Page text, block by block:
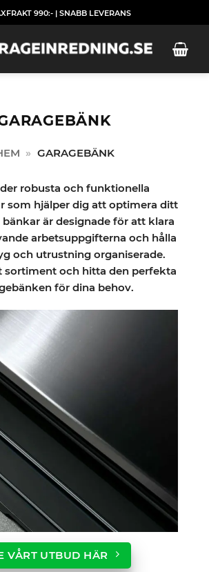
990:- | SNABB LEVERANS
» GARAGEBÄNK
robusta och funktionella
som hjälper dig att optimera ditt
bänkar är designade för att klara
arbetsuppgifterna och hålla
och utrustning organiserade.
sortiment och hitta den perfekta
för dina behov.
VÅRT UTBUD HÄR